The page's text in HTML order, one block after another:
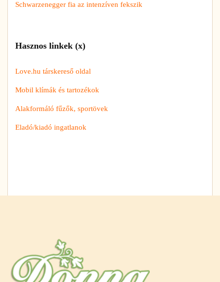
Schwarzenegger fia az intenzíven fekszik
Hasznos linkek (x)
Love.hu társkereső oldal
Mobil klímák és tartozékok
Alakformáló fűzők, sportövek
Eladó/kiadó ingatlanok